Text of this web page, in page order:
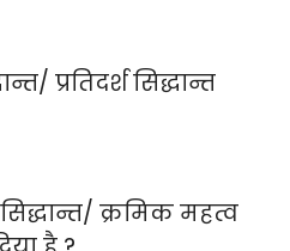
प्रतिदर्श सिद्धान्त
क्रमिक महत्व